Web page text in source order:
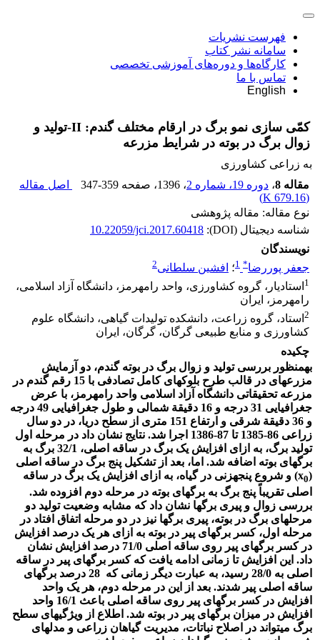
فهرست نشریات
سامانه نشر کتاب
کارگاه‌ها و دوره‌های آموزشی تخصصی
تماس با ما
English
کمّی سازی نمو برگ در ارقام مختلف گندم: II-تولید و
زوال برگ در بوته در شرایط مزرعه
به زراعی کشاورزی
مقاله 8
، دوره 19، شماره 2 ، 1396 ، صفحه 347-359
اصل مقاله
(
679.16 K
)
نوع مقاله: مقاله پژوهشی
شناسه دیجیتال (DOI):
10.22059/jci.2017.60418
نویسندگان
جعفر پوررضا*
1؛ افشین سلطانی2
1 استادیار، گروه کشاورزی، واحد رامهرمز، دانشگاه آزاد اسلامی،
رامهرمز، ایران
2 استاد، گروه زراعت، دانشکده تولیدات گیاهی، دانشگاه علوم
کشاورزی و منابع طبیعی گرگان، گرگان، ایران
چکیده
به‏منظور بررسی تولید و زوال برگ در بوته گندم، دو آزمایش
مزرعه­ای در قالب طرح بلوک­های کامل تصادفی با 15 رقم گندم در
مزرعه تحقیقاتی دانشگاه آزاد اسلامی واحد رامهرمز، با عرض
جغرافیایی 31 درجه و 16 دقیقة شمالی و طول جغرافیایی 49 درجه
و 36 دقیقة شرقی و ارتفاع 151 متری از سطح دریا، در دو سال
زراعی 86-1385 تا 87-1386 اجرا شد. نتایج نشان داد در مرحله اول
تولید برگ، به ازای افزایش یک برگ در ساقه اصلی، 32/1 برگ به
برگ­های بوته اضافه شد. اما، بعد از تشکیل پنج برگ در ساقه اصلی
(x
0 ) و شروع پنجه­زنی در گیاه، به ازای افزایش یک برگ در ساقه
اصلی تقریباً پنج برگ به برگ­های بوته در مرحله دوم افزوده شد.
بررسی زوال و پیری برگ­ها نشان داد که مشابه وضعیت تولید دو
مرحله­ای برگ در بوته، پیری برگ­ها نیز در دو مرحله اتفاق افتاد در
مرحله اول، کسر برگ­های پیر در بوته به ازای هر یک درصد افزایش
در کسر برگ­های پیر روی ساقه اصلی 71/0 درصد افزایش نشان
داد. این افزایش تا زمانی ادامه یافت که کسر برگ­های پیر در ساقه
اصلی به 28/0 رسید، به عبارت دیگر زمانی که 28 درصد برگ­های
ساقه اصلی پیر شدند. بعد از این در مرحله دوم، هر یک واحد
افزایش در کسر برگ­های پیر روی ساقه اصلی باعث 16/1 واحد
افزایش در میزان برگ­های پیر در بوته شد. اطلاع از ویژگی‏های سطح
برگ می­تواند در اصلاح نباتات، مدیریت گیاهان زراعی و مدل­های